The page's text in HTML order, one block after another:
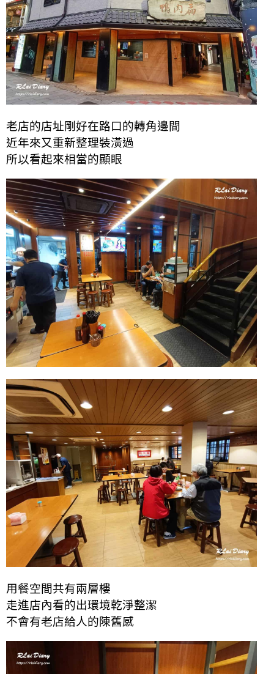
老店的店址剛好在路口的轉角邊間
近年來又重新整理裝潢過
所以看起來相當的顯眼
用餐空間共有兩層樓
走進店內看的出環境乾淨整潔
不會有老店給人的陳舊感